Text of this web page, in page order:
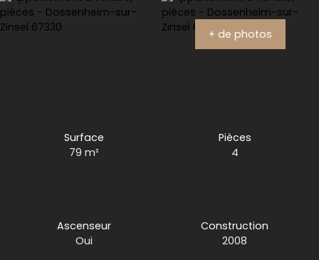
+ de photos
Surface
79m²
Pièces
4
Ascenseur
Oui
Construction
2008